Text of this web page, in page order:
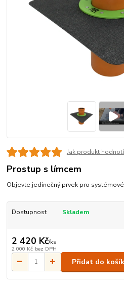
Jak produkt
Prostup s límcem
Objevte jedinečný prvek pro
Dostupnost Skladem
2 420 Kč/ks
2 000 Kč bez DPH
Přidat do